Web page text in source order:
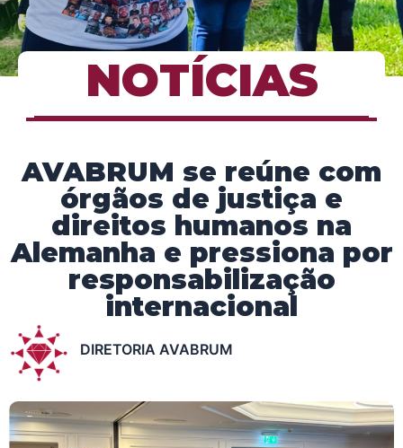
NOTÍCIAS
AVABRUM se reúne com
órgãos de justiça e
direitos humanos na
Alemanha e pressiona por
responsabilização
internacional
DIRETORIA AVABRUM